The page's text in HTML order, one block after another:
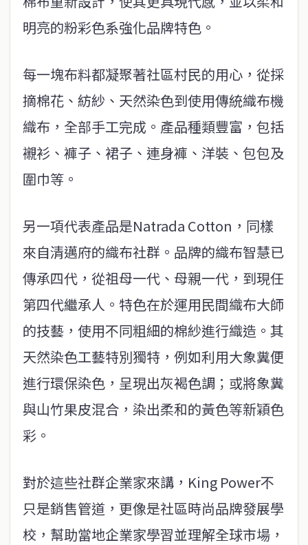
明亮的粉彩色系強化品牌特色。
每一塊布料都凝聚著社區村民的用心，從採
摘棉花、紡紗、天然染色到使用傳統織布機
織布，全部手工完成。產品種類豐富，包括
襯衫、褲子、裙子、連身褲、洋裝、包包及
圍巾等。
另一項代表產品是Natrada Cotton，同樣
來自清邁府的織布社群。品牌的織布智慧已
傳承四代，從祖母一代、母親一代，到現任
第四代繼承人。特色在於運用民間織布大師
的技藝，使用不同粗細的棉紗進行織造。其
天然染色工藝特別獨特，例如利用大象糞便
進行環保染色，呈現出灰褐色調；或將象糞
與山竹果皮混合，染出柔和的黃色等新穎色
彩。
對於這些社群企業家來講，King Power不
只是銷售管道，更像是社區時尚品牌發展學
校，幫助當地企業家學習並理解全球市場，